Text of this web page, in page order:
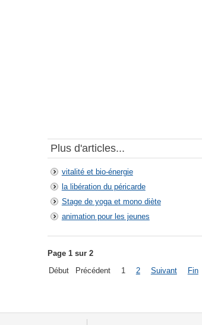
Plus d'articles...
vitalité et bio-énergie
la libération du péricarde
Stage de yoga et mono diète
animation pour les jeunes
Page 1 sur 2
Début
Précédent 1 2 Suivant Fin